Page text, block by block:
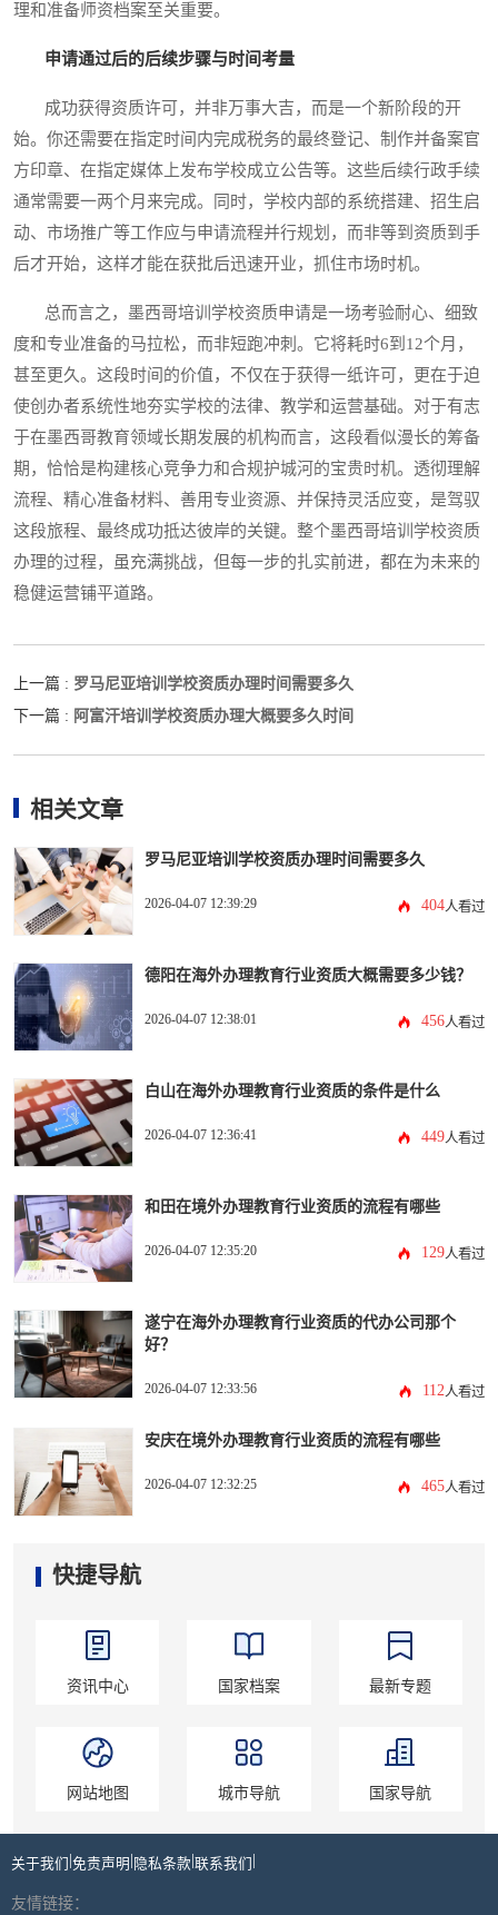
理和准备师资档案至关重要。
申请通过后的后续步骤与时间考量
成功获得资质许可，并非万事大吉，而是一个新阶段的开
始。你还需要在指定时间内完成税务的最终登记、制作并备案官
方印章、在指定媒体上发布学校成立公告等。这些后续行政手续
通常需要一两个月来完成。同时，学校内部的系统搭建、招生启
动、市场推广等工作应与申请流程并行规划，而非等到资质到手
后才开始，这样才能在获批后迅速开业，抓住市场时机。
总而言之，墨西哥培训学校资质申请是一场考验耐心、细致
度和专业准备的马拉松，而非短跑冲刺。它将耗时6到12个月，
甚至更久。这段时间的价值，不仅在于获得一纸许可，更在于迫
使创办者系统性地夯实学校的法律、教学和运营基础。对于有志
于在墨西哥教育领域长期发展的机构而言，这段看似漫长的筹备
期，恰恰是构建核心竞争力和合规护城河的宝贵时机。透彻理解
流程、精心准备材料、善用专业资源、并保持灵活应变，是驾驭
这段旅程、最终成功抵达彼岸的关键。整个墨西哥培训学校资质
办理的过程，虽充满挑战，但每一步的扎实前进，都在为未来的
稳健运营铺平道路。
上一篇 : 罗马尼亚培训学校资质办理时间需要多久
下一篇 : 阿富汗培训学校资质办理大概要多久时间
相关文章
罗马尼亚培训学校资质办理时间需要多久
2026-04-07 12:39:29 404人看过
德阳在海外办理教育行业资质大概需要多少钱？
2026-04-07 12:38:01 456人看过
白山在海外办理教育行业资质的条件是什么
2026-04-07 12:36:41 449人看过
和田在境外办理教育行业资质的流程有哪些
2026-04-07 12:35:20 129人看过
遂宁在海外办理教育行业资质的代办公司那个
好？
2026-04-07 12:33:56 112人看过
安庆在境外办理教育行业资质的流程有哪些
2026-04-07 12:32:25 465人看过
快捷导航
资讯中心 国家档案 最新专题
网站地图 城市导航 国家导航
关于我们 免责声明 隐私条款 联系我们
友情链接：